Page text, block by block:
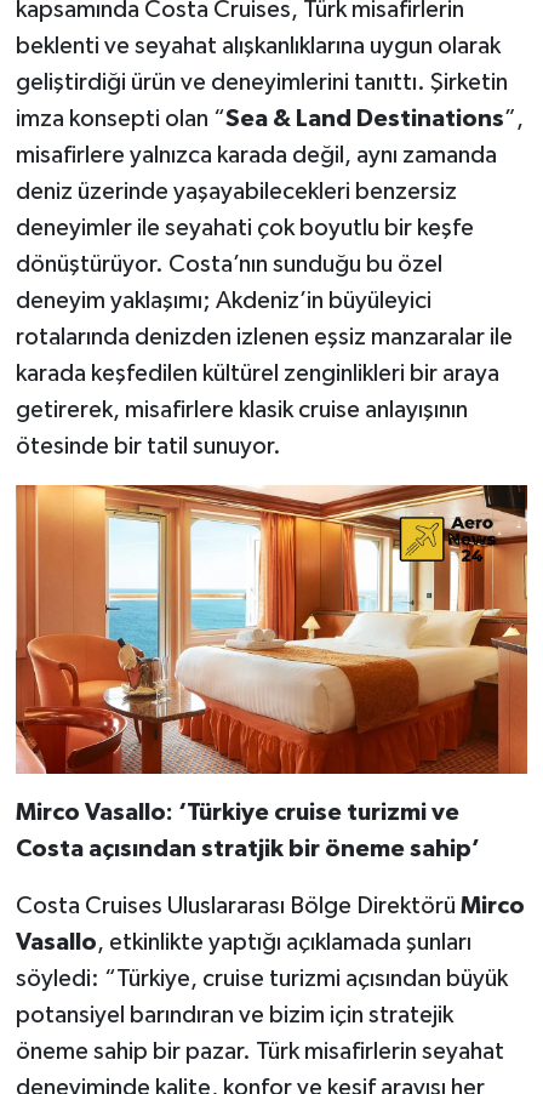
kapsamında Costa Cruises, Türk misafirlerin
beklenti ve seyahat alışkanlıklarına uygun olarak
geliştirdiği ürün ve deneyimlerini tanıttı. Şirketin
imza konsepti olan “Sea & Land Destinations”,
misafirlere yalnızca karada değil, aynı zamanda
deniz üzerinde yaşayabilecekleri benzersiz
deneyimler ile seyahati çok boyutlu bir keşfe
dönüştürüyor. Costa’nın sunduğu bu özel
deneyim yaklaşımı; Akdeniz’in büyüleyici
rotalarında denizden izlenen eşsiz manzaralar ile
karada keşfedilen kültürel zenginlikleri bir araya
getirerek, misafirlere klasik cruise anlayışının
ötesinde bir tatil sunuyor.
Mirco Vasallo: ‘Türkiye cruise turizmi ve
Costa açısından stratjik bir öneme sahip’
Costa Cruises Uluslararası Bölge Direktörü Mirco
Vasallo, etkinlikte yaptığı açıklamada şunları
söyledi: “Türkiye, cruise turizmi açısından büyük
potansiyel barındıran ve bizim için stratejik
öneme sahip bir pazar. Türk misafirlerin seyahat
deneyiminde kalite, konfor ve keşif arayışı her